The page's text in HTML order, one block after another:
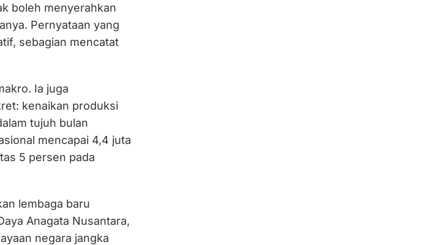
boleh menyerahkan
Pernyataan yang
sebagian mencatat
Ia juga
kenaikan produksi
tujuh bulan
mencapai 4,4 juta
5 persen pada
lembaga baru
Anagata Nusantara,
negara jangka